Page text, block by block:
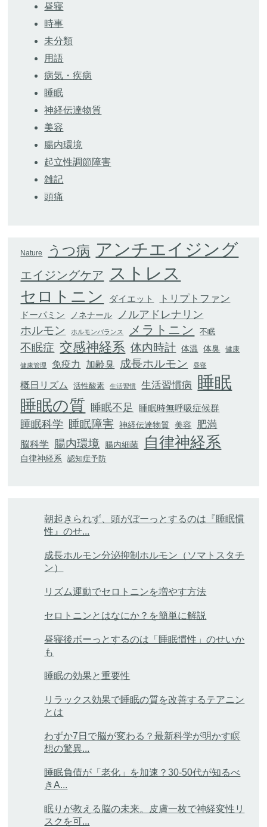
昼寝
時事
未分類
用語
病気・疾病
睡眠
神経伝達物質
美容
腸内環境
起立性調節障害
雑記
頭痛
Nature うつ病 アンチエイジング
エイジングケア ストレス
セロトニン ダイエット トリプトファン
ドーパミン ノネナール ノルアドレナリン
ホルモン ホルモンバランス メラトニン 不眠
不眠症 交感神経系 体内時計 体温 体臭 健康
健康管理 免疫力 加齢臭 成長ホルモン 昼寝
概日リズム 活性酸素 生活習慣 生活習慣病 睡眠
睡眠の質 睡眠不足 睡眠時無呼吸症候群
睡眠科学 睡眠障害 神経伝達物質 美容 肥満
脳科学 腸内環境 腸内細菌 自律神経系
自律神経系 認知症予防
朝起きられず、頭がぼーっとするのは『睡眠慣
性』のせ...
成長ホルモン分泌抑制ホルモン（ソマトスタチ
ン）
リズム運動でセロトニンを増やす方法
セロトニンとはなにか？を簡単に解説
昼寝後ボーっとするのは「睡眠慣性」のせいか
も
睡眠の効果と重要性
リラックス効果で睡眠の質を改善するテアニン
とは
わずか7日で脳が変わる？最新科学が明かす瞑
想の驚異...
睡眠負債が「老化」を加速？30-50代が知るべ
きA...
眠りが教える脳の未来。皮膚一枚で神経変性リ
スクを可...